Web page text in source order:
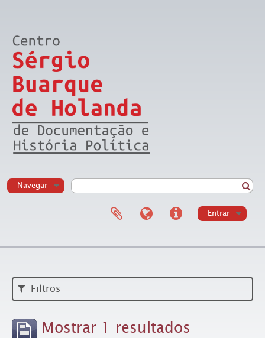
Navegar
Entrar
Filtros
Mostrar 1 resultados